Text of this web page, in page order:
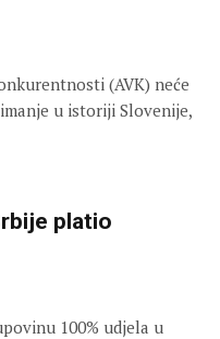
(AVK) neće
u istoriji Slovenije,
platio
100% udjela u